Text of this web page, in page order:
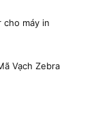
cho máy in
Vạch Zebra